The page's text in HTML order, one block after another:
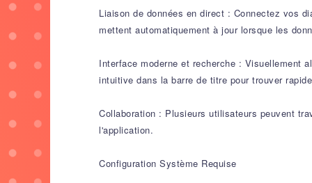
Liaison de données en direct : Connectez vos
mettent automatiquement à jour lorsque les
Interface moderne et recherche : Visuellement
intuitive dans la barre de titre pour trouver
Collaboration : Plusieurs utilisateurs peuvent
l'application.
Configuration Système Requise